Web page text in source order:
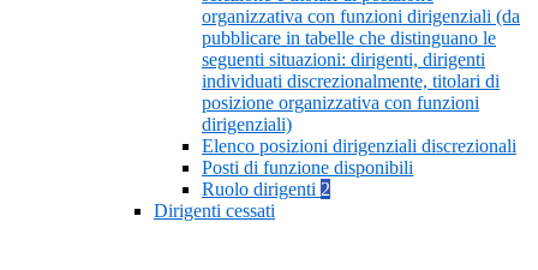
organizzativa con funzioni dirigenziali (da
pubblicare in tabelle che distinguano le
seguenti situazioni: dirigenti, dirigenti
individuati discrezionalmente, titolari di
posizione organizzativa con funzioni
dirigenziali)
Elenco posizioni dirigenziali discrezionali
Posti di funzione disponibili
Ruolo dirigenti 2
Dirigenti cessati